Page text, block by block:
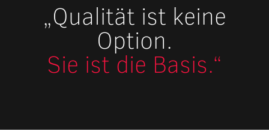
„Qualität ist keine
Option.
Sie ist die Basis.“